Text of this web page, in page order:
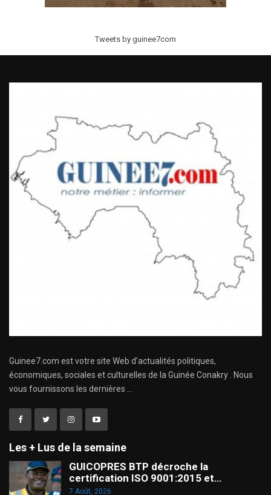
Tweets by guinee7com
Guinee7.com est votre site Web d'actualités politiques,
économiques, sociales et culturelles de la Guinée Conakry . Nous
vous fournissons les dernières ...
Les + Lus de la semaine
GUICOPRES BTP décroche la
certification ISO 9001:2015 et…
7 Août, 2026